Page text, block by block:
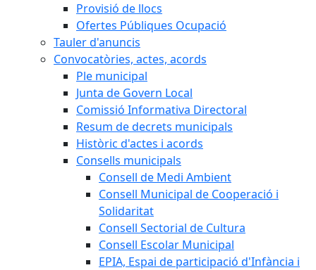
Provisió de llocs
Ofertes Públiques Ocupació
Tauler d'anuncis
Convocatòries, actes, acords
Ple municipal
Junta de Govern Local
Comissió Informativa Directoral
Resum de decrets municipals
Històric d'actes i acords
Consells municipals
Consell de Medi Ambient
Consell Municipal de Cooperació i
Solidaritat
Consell Sectorial de Cultura
Consell Escolar Municipal
EPIA, Espai de participació d'Infància i